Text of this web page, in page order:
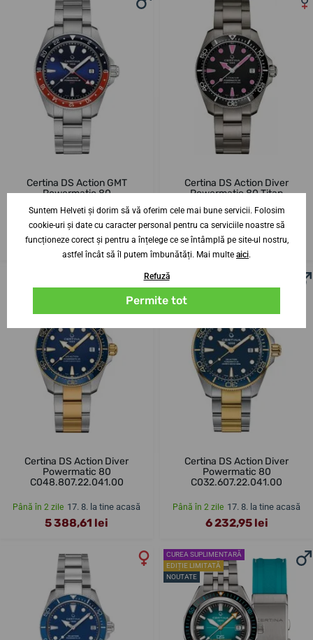
Certina DS Action GMT
Powermatic 80
C032.929.11.041.00
Până în 2 zile 17. 8. la tine acasă
6 752,54 lei
Certina DS Action Diver
Powermatic 80 Titan
C048.807.44.051.01
Până în 2 zile 17. 8. la tine acasă
6 276,25 lei
Certina DS Action Diver
Powermatic 80
C048.807.22.041.00
Până în 2 zile 17. 8. la tine acasă
5 388,61 lei
Certina DS Action Diver
Powermatic 80
C032.607.22.041.00
Până în 2 zile 17. 8. la tine acasă
6 232,95 lei
CUREA SUPLIMENTARĂ
EDIȚIE LIMITATĂ
NOUTATE
Suntem Helveti și dorim să vă oferim cele mai bune servicii. Folosim
cookie-uri și date cu caracter personal pentru ca serviciile noastre să
funcționeze corect și pentru a înțelege ce se întâmplă pe site-ul nostru,
astfel încât să îl putem îmbunătăți. Mai multe aici.
Refuză
Permite tot